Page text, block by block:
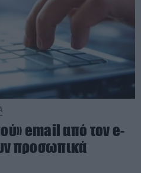
email από τον e-
προσωπικά